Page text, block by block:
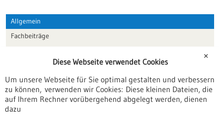
Allgemein
Fachbeiträge
Veranstaltungen
Erscheinungsdatum
✕
Diese Webseite verwendet Cookies
Um unsere Webseite für Sie optimal gestalten und verbessern
zu können, verwenden wir Cookies: Diese kleinen Dateien, die
auf Ihrem Rechner vorübergehend abgelegt werden, dienen
dazu